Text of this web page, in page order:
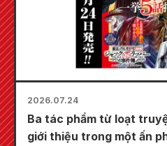
2026.07.24
Ba tác phẩm từ loạt
giới thiệu trong một ấn